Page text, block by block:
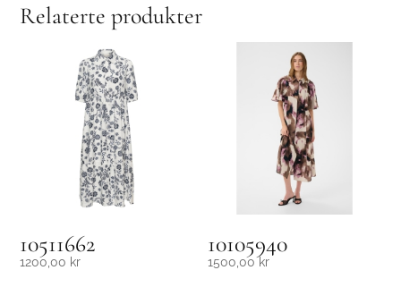
Relaterte produkter
10511662
1200,00 kr
10105940
1500,00kr